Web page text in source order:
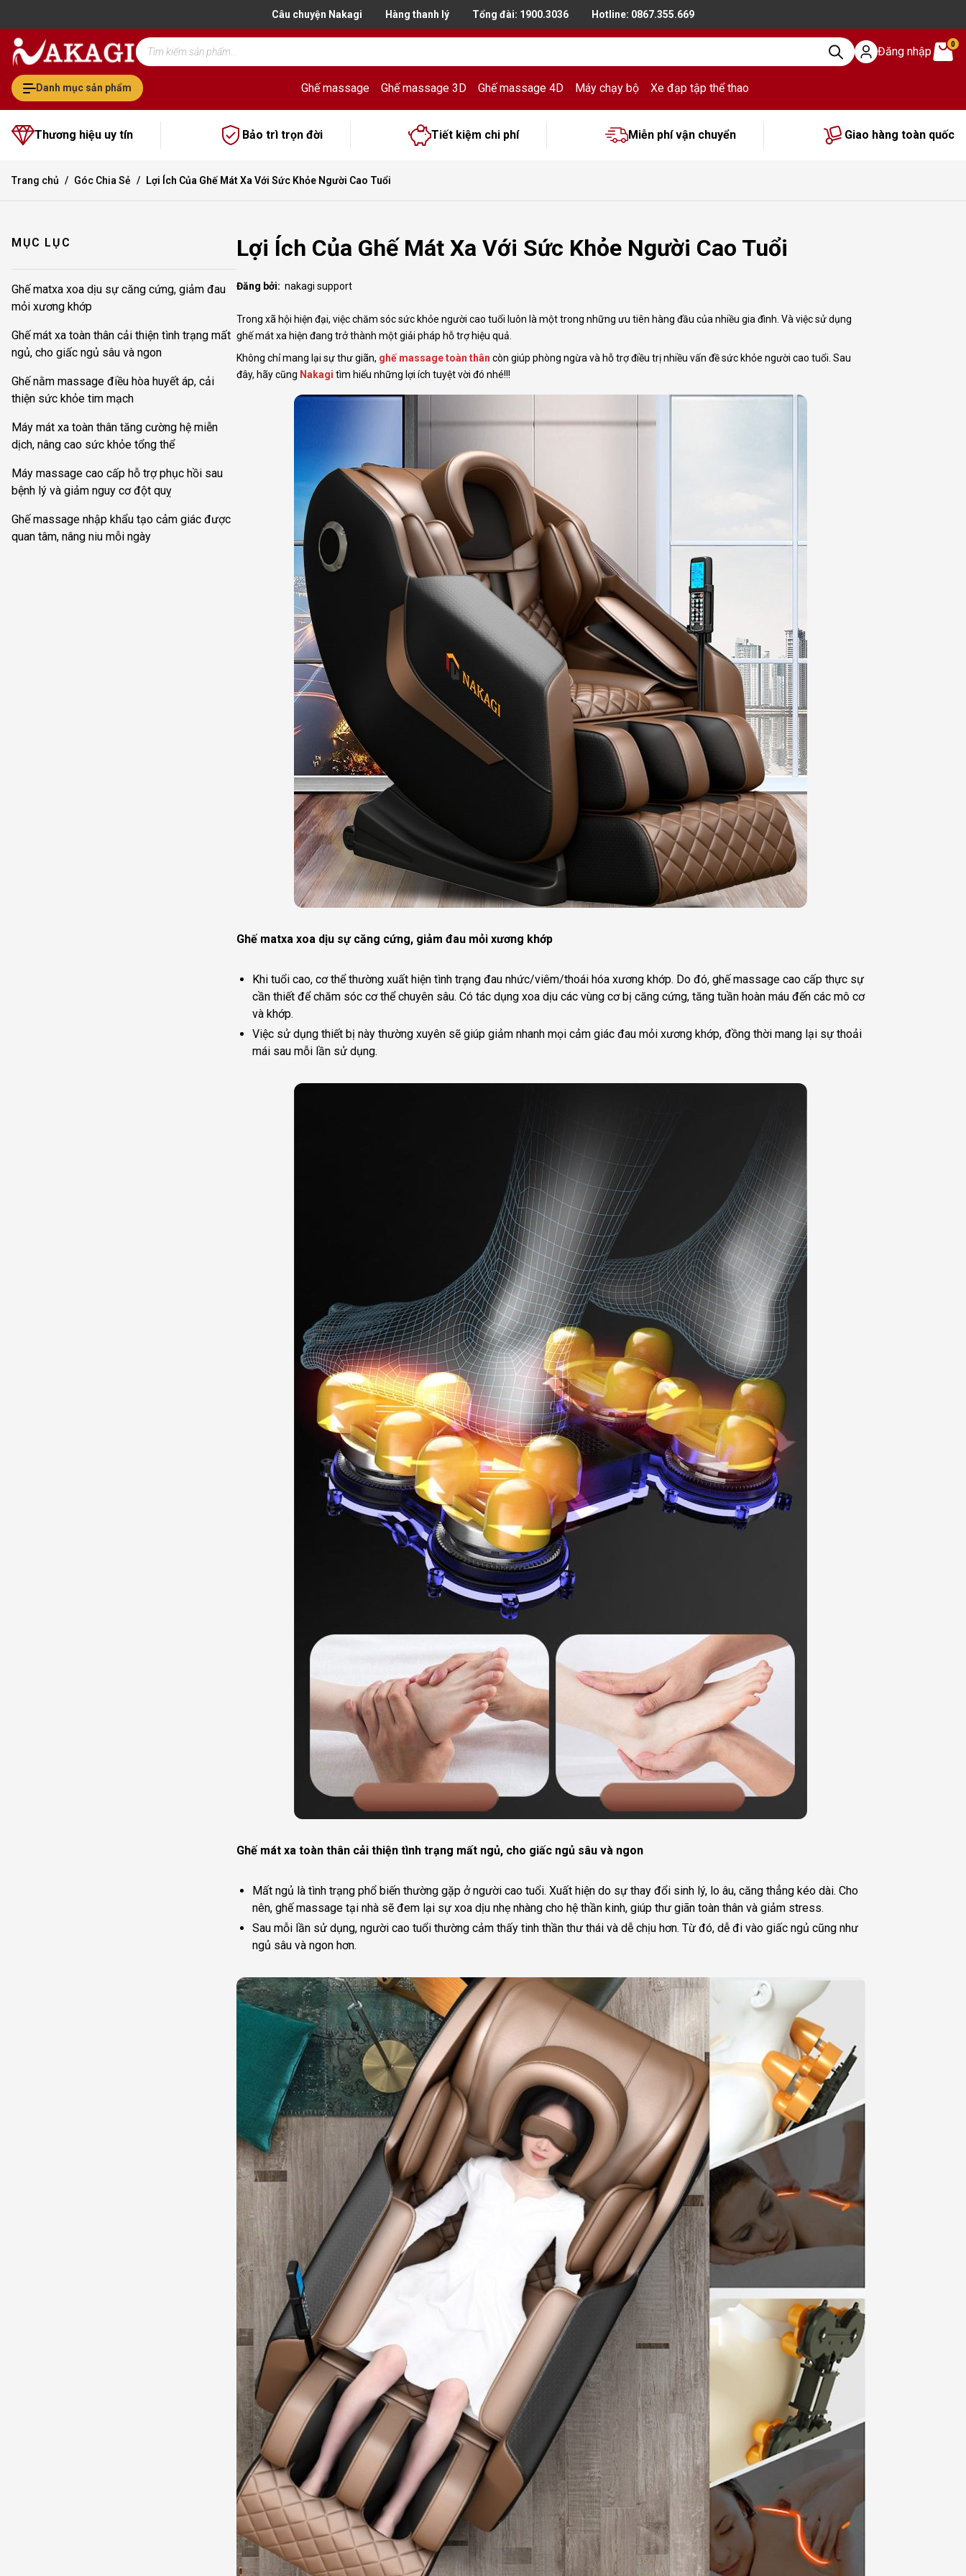
Câu chuyện Nakagi Hàng thanh lý Tổng đài: 1900.3036 Hotline: 0867.355.669
Thương hiệu uy tín Bảo trì trọn đời Tiết kiệm chi phí Miễn phí vận chuyển Giao hàng toàn quốc
Danh mục sản phẩm Ghế massage Ghế massage 3D Ghế massage 4D Máy chạy bộ Xe đạp tập thể thao
Tìm
kiếm
sản
phẩm
0
Đăng nhập
Trang chủ Góc Chia Sẻ Lợi Ích Của Ghế Mát Xa Với Sức Khỏe Người Cao Tuổi
MỤC LỤC
Ghế matxa xoa dịu sự căng cứng, giảm đau
mỏi xương khớp
Ghế mát xa toàn thân cải thiện tình trạng mất
ngủ, cho giấc ngủ sâu và ngon
Ghế nằm massage điều hòa huyết áp, cải
thiện sức khỏe tim mạch
Máy mát xa toàn thân tăng cường hệ miễn
dịch, nâng cao sức khỏe tổng thể
Máy massage cao cấp hỗ trợ phục hồi sau
bệnh lý và giảm nguy cơ đột quỵ
Ghế massage nhập khẩu tạo cảm giác được
quan tâm, nâng niu mỗi ngày
Lợi Ích Của Ghế Mát Xa Với Sức Khỏe Người Cao Tuổi
Đăng bởi: nakagi support
Trong xã hội hiện đại, việc chăm sóc sức khỏe người cao tuổi luôn là một trong những ưu tiên hàng đầu của nhiều gia đình. Và việc sử dụng
ghế mát xa hiện đang trở thành một giải pháp hỗ trợ hiệu quả.
Không chỉ mang lại sự thư giãn, ghế massage toàn thân còn giúp phòng ngừa và hỗ trợ điều trị nhiều vấn đề sức khỏe người cao tuổi. Sau
đây, hãy cũng Nakagi tìm hiểu những lợi ích tuyệt vời đó nhé!!!
Ghế matxa xoa dịu sự căng cứng, giảm đau mỏi xương khớp
Khi tuổi cao, cơ thể thường xuất hiện tình trạng đau nhức/viêm/thoái hóa xương khớp. Do đó, ghế massage cao cấp thực sự
cần thiết để chăm sóc cơ thể chuyên sâu. Có tác dụng xoa dịu các vùng cơ bị căng cứng, tăng tuần hoàn máu đến các mô cơ
và khớp.
Việc sử dụng thiết bị này thường xuyên sẽ giúp giảm nhanh mọi cảm giác đau mỏi xương khớp, đồng thời mang lại sự thoải
mái sau mỗi lần sử dụng.
Ghế mát xa toàn thân cải thiện tình trạng mất ngủ, cho giấc ngủ sâu và ngon
Mất ngủ là tình trạng phổ biến thường gặp ở người cao tuổi. Xuất hiện do sự thay đổi sinh lý, lo âu, căng thẳng kéo dài. Cho
nên, ghế massage tại nhà sẽ đem lại sự xoa dịu nhẹ nhàng cho hệ thần kinh, giúp thư giãn toàn thân và giảm stress.
Sau mỗi lần sử dụng, người cao tuổi thường cảm thấy tinh thần thư thái và dễ chịu hơn. Từ đó, dễ đi vào giấc ngủ cũng như
ngủ sâu và ngon hơn.